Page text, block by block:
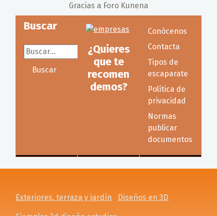
Gracias a Foro Kunena
Buscar
Buscar...
Buscar
¿Quieres
que te
recomen
demos?
Conócenos
Contacta
Tipos de
escaparate
Política de
privacidad
Normas
publicar
documentos
Exteriores, terraza y jardín Diseños en 3D